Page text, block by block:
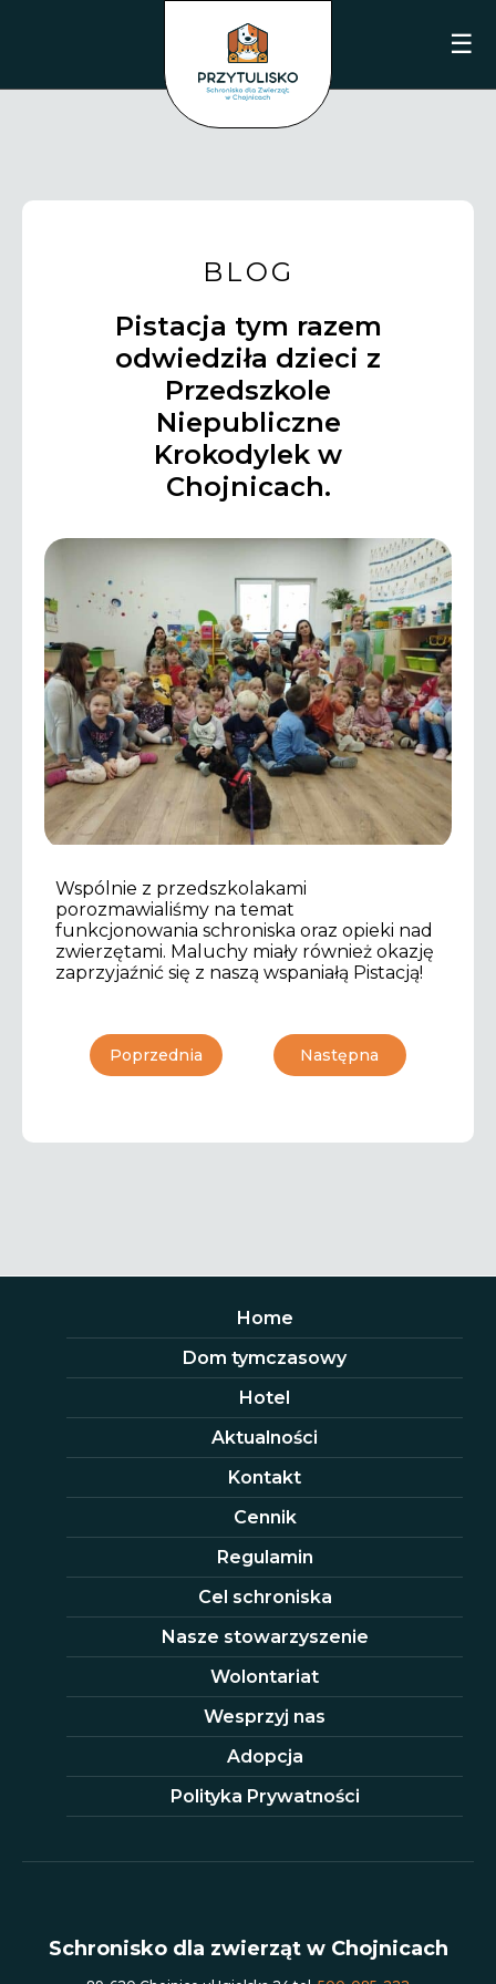
☰
BLOG
Pistacja tym razem
odwiedziła dzieci z
Przedszkole
Niepubliczne
Krokodylek w
Chojnicach.
Wspólnie z przedszkolakami
porozmawialiśmy na temat
funkcjonowania schroniska oraz opieki nad
zwierzętami. Maluchy miały również okazję
zaprzyjaźnić się z naszą wspaniałą Pistacją!
Poprzednia Następna
Home
Dom tymczasowy
Hotel
Aktualności
Kontakt
Cennik
Regulamin
Cel schroniska
Nasze stowarzyszenie
Wolontariat
Wesprzyj nas
Adopcja
Polityka Prywatności
Schronisko dla zwierząt w Chojnicach